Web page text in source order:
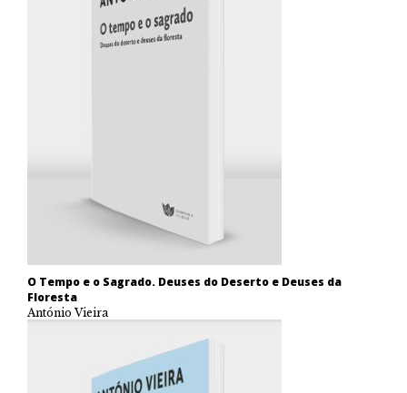
O Tempo e o Sagrado. Deuses do Deserto e Deuses da
Floresta
António Vieira